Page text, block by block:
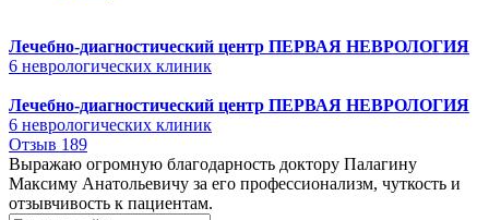
Лечебно-диагностический центр ПЕРВАЯ НЕВРОЛОГИЯ
6 неврологических клиник
Лечебно-диагностический центр ПЕРВАЯ НЕВРОЛОГИЯ
6 неврологических клиник
Отзыв 189
Выражаю огромную благодарность доктору Палагину
Максиму Анатольевичу за его профессионализм, чуткость и
отзывчивость к пациентам.